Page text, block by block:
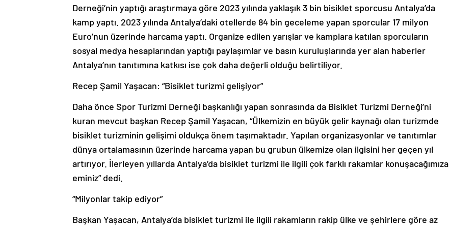
Derneği’nin yaptığı araştırmaya göre 2023 yılında yaklaşık 3 bin bisiklet sporcusu Antalya’da
kamp yaptı. 2023 yılında Antalya’daki otellerde 84 bin geceleme yapan sporcular 17 milyon
Euro’nun üzerinde harcama yaptı. Organize edilen yarışlar ve kamplara katılan sporcuların
sosyal medya hesaplarından yaptığı paylaşımlar ve basın kuruluşlarında yer alan haberler
Antalya’nın tanıtımına katkısı ise çok daha değerli olduğu belirtiliyor.
Recep Şamil Yaşacan: “Bisiklet turizmi gelişiyor”
Daha önce Spor Turizmi Derneği başkanlığı yapan sonrasında da Bisiklet Turizmi Derneği’ni
kuran mevcut başkan Recep Şamil Yaşacan, “Ülkemizin en büyük gelir kaynağı olan turizmde
bisiklet turizminin gelişimi oldukça önem taşımaktadır. Yapılan organizasyonlar ve tanıtımlar
dünya ortalamasının üzerinde harcama yapan bu grubun ülkemize olan ilgisini her geçen yıl
artırıyor. İlerleyen yıllarda Antalya’da bisiklet turizmi ile ilgili çok farklı rakamlar konuşacağımıza
eminiz” dedi.
“Milyonlar takip ediyor”
Başkan Yaşacan, Antalya’da bisiklet turizmi ile ilgili rakamların rakip ülke ve şehirlere göre az